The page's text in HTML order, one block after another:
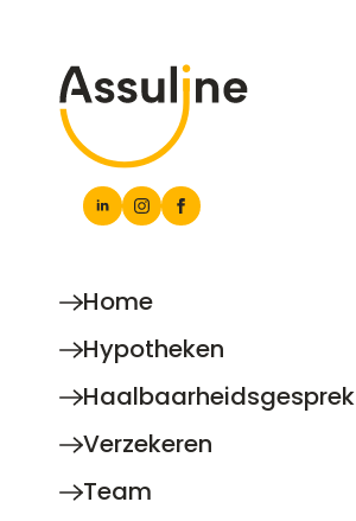
Home
Hypotheken
Haalbaarheidsgesprek
Verzekeren
Team